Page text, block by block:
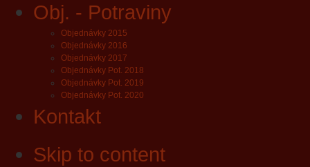
Obj. - Potraviny
Objednávky 2015
Objednávky 2016
Objednávky 2017
Objednávky Pot. 2018
Objednávky Pot. 2019
Objednávky Pot. 2020
Kontakt
Skip to content